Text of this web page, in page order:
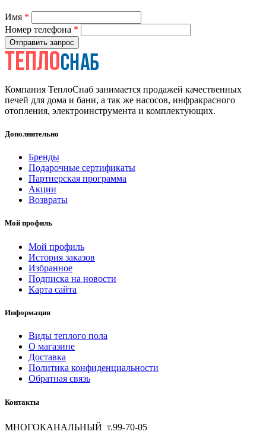
Имя *
Номер телефона *
Отправить запрос
Компания ТеплоСнаб занимается продажей качественных
печей для дома и бани, а так же насосов, инфракрасного
отопления, электроинструмента и комплектующих.
Дополнительно
Бренды
Подарочные сертификаты
Партнерская программа
Акции
Возвраты
Мой профиль
Мой профиль
История заказов
Избранное
Подписка на новости
Карта сайта
Информация
Виды теплого пола
О магазине
Доставка
Политика конфиденциальности
Обратная связь
Контакты
МНОГОКАНАЛЬНЫЙ т.99-70-05